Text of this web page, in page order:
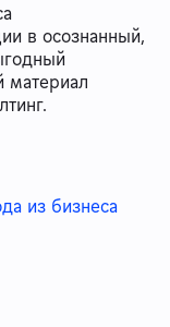
в осознанный,
материал
из бизнеса